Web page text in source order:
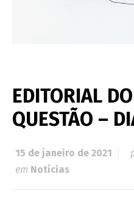
EDITORIAL
QUESTÃO –
15 de janeiro de 2021
em Notícias